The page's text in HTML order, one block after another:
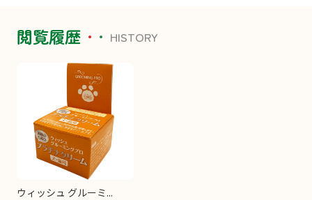
閲覧履歴 HISTORY
ウィッシュ グルーミ...